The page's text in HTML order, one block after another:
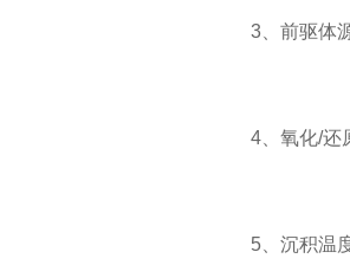
3、前驱体
4、氧化/还
5、沉积温度